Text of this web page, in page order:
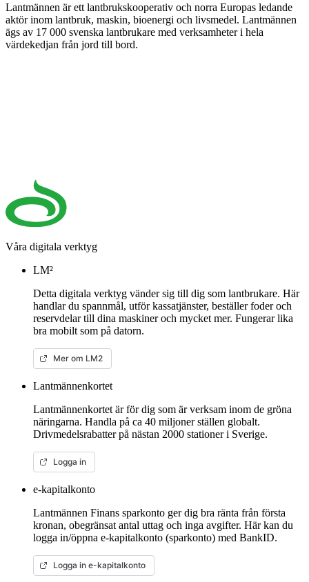
Lantmännen är ett lantbrukskooperativ och norra Europas ledande
aktör inom lantbruk, maskin, bioenergi och livsmedel. Lantmännen
ägs av 17 000 svenska lantbrukare med verksamheter i hela
värdekedjan från jord till bord.
Våra digitala verktyg
LM²
Detta digitala verktyg vänder sig till dig som lantbrukare. Här
handlar du spannmål, utför kassatjänster, beställer foder och
reservdelar till dina maskiner och mycket mer. Fungerar lika
bra mobilt som på datorn.
Mer om LM2
Lantmännenkortet
Lantmännenkortet är för dig som är verksam inom de gröna
näringarna. Handla på ca 40 miljoner ställen globalt.
Drivmedelsrabatter på nästan 2000 stationer i Sverige.
Logga in
e-kapitalkonto
Lantmännen Finans sparkonto ger dig bra ränta från första
kronan, obegränsat antal uttag och inga avgifter. Här kan du
logga in/öppna e-kapitalkonto (sparkonto) med BankID.
Logga in e-kapitalkonto